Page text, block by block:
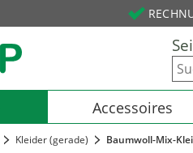
Accessoires
Kleider (gerade) Baumwoll-Mix-